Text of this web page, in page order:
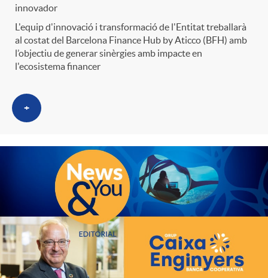
innovador
L'equip d'innovació i transformació de l'Entitat treballarà
al costat del Barcelona Finance Hub by Aticco (BFH) amb
l’objectiu de generar sinèrgies amb impacte en
l'ecosistema financer
+